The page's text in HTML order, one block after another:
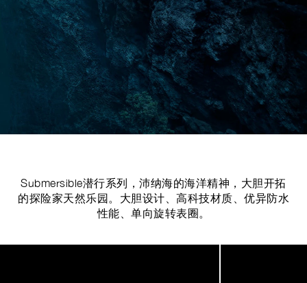
Submersible潜行系列，沛纳海的海洋精神，大胆开拓
的探险家天然乐园。大胆设计、高科技材质、优异防水
性能、单向旋转表圈。
Image